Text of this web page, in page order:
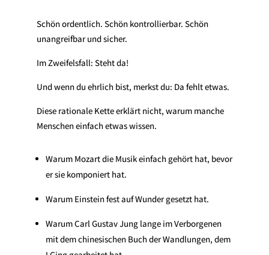
Schön ordentlich. Schön kontrollierbar. Schön
unangreifbar und sicher.
Im Zweifelsfall: Steht da!
Und wenn du ehrlich bist, merkst du: Da fehlt etwas.
Diese rationale Kette erklärt nicht, warum manche
Menschen einfach etwas wissen.
Warum Mozart die Musik einfach gehört hat, bevor
er sie komponiert hat.
Warum Einstein fest auf Wunder gesetzt hat.
Warum Carl Gustav Jung lange im Verborgenen
mit dem chinesischen Buch der Wandlungen, dem